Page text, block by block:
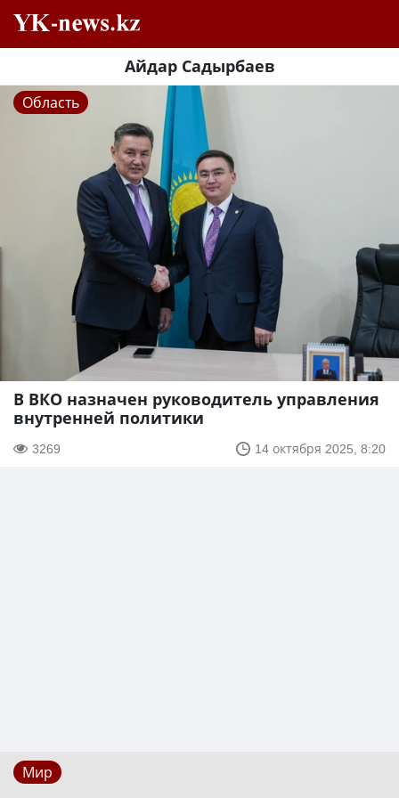
Айдар Садырбаев
Область
В ВКО назначен руководитель управления
внутренней политики
3269 14 октября 2025, 8:20
Мир